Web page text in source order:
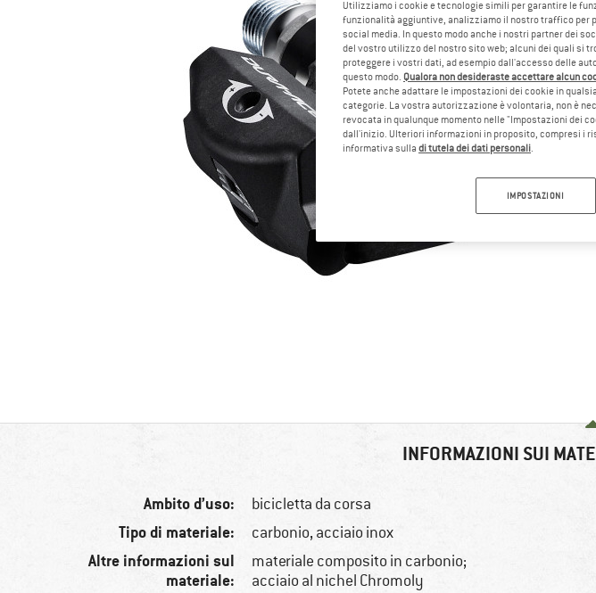
INFORMAZIONI SUI
Ambito d’uso: bicicletta da corsa
Tipo di materiale: carbonio, acciaio inox
Altre informazioni sul
materiale:
materiale composito in carbonio;
acciaio al nichel Chromoly
Utilizziamo i cookie e tecnologie simili per garantire le
funzionalità aggiuntive, analizziamo il nostro traffico per
social media. In questo modo anche i nostri partner dei
del vostro utilizzo del nostro sito web; alcuni dei quali si
proteggere i vostri dati, ad esempio dall'accesso delle
questo modo. Qualora non desideraste accettare alcun
Potete anche adattare le impostazioni dei cookie in
categorie. La vostra autorizzazione è volontaria, non è
revocata in qualunque momento nelle "Impostazioni dei
dall'inizio. Ulteriori informazioni in proposito, compresi i
informativa sulla di tutela dei dati personali.
IMPOSTAZIONI